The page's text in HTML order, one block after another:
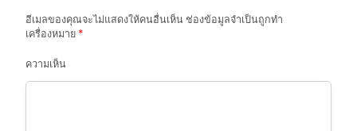
o
n
อีเมลของคุณจะไม่แสดงให้คนอื่นเห็นช่องข้อมูลจำเป็นถูกทำ
เครื่องหมาย *
ความเห็น